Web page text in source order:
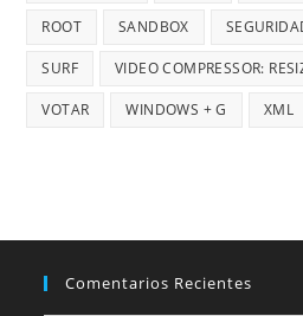
ROOT SANDBOX
SURF VIDEO COMPRESSOR:
VOTAR WINDOWS + G XML
Comentarios Recientes